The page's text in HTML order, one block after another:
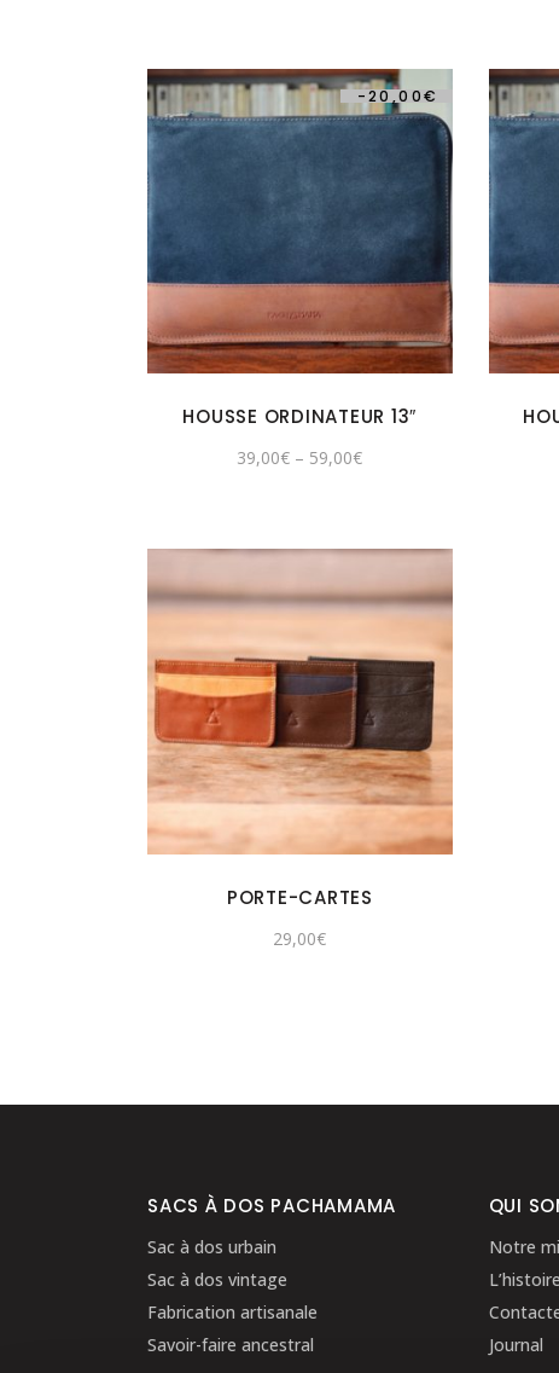
-20,00€
HOUSSE ORDINATEUR 13″
39,00€ – 59,00€
PORTE-CARTES
29,00€
SACS À DOS PACHAMAMA
Sac à dos urbain
Sac à dos vintage
Fabrication artisanale
Savoir-faire ancestral
QUI
Notre
L’histoire
Journal